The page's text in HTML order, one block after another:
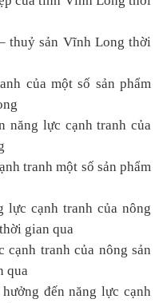
thuỷ sản Vĩnh Long thời
của một số sản phẩm
năng lực cạnh tranh của
tranh một số sản phẩm
lực cạnh tranh của nông
gian qua
cạnh tranh của nông sản
qua
đến năng lực cạnh